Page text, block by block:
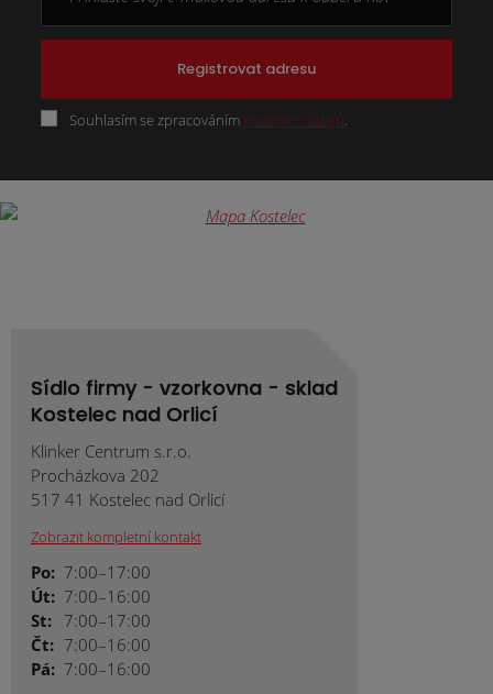
Registrovat adresu
Souhlasím se zpracováním osobních údajů
Sídlo firmy - vzorkovna - sklad
Kostelec nad Orlicí
Klinker Centrum s.r.o.
Procházkova 202
517 41 Kostelec nad Orlicí
Zobrazit kompletní kontakt
Po: 7:00–17:00
Út: 7:00–16:00
St: 7:00–17:00
Čt: 7:00–16:00
Pá: 7:00–16:00